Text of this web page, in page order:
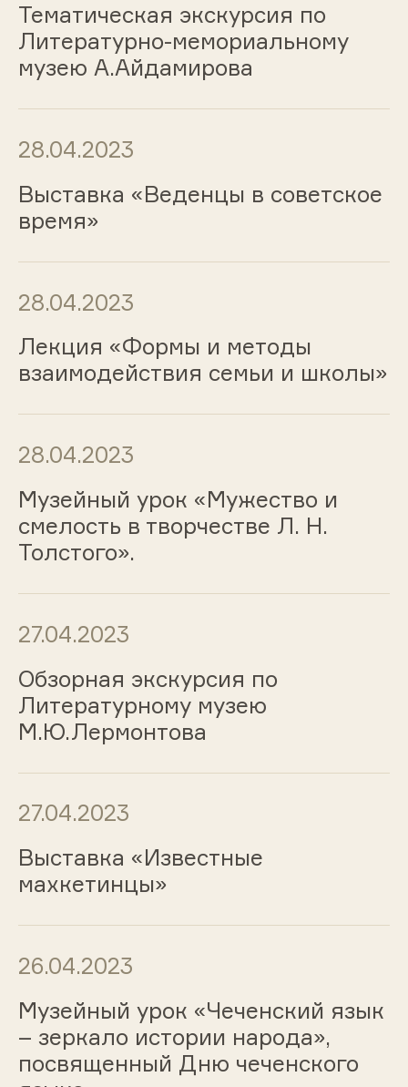
Тематическая экскурсия по
Литературно-мемориальному
музею А.Айдамирова
28.04.2023
Выставка «Веденцы в советское
время»
28.04.2023
Лекция «Формы и методы
взаимодействия семьи и школы»
28.04.2023
Музейный урок «Мужество и
смелость в творчестве Л. Н.
Толстого».
27.04.2023
Обзорная экскурсия по
Литературному музею
М.Ю.Лермонтова
27.04.2023
Выставка «Известные
махкетинцы»
26.04.2023
Музейный урок «Чеченский язык
– зеркало истории народа»,
посвященный Дню чеченского